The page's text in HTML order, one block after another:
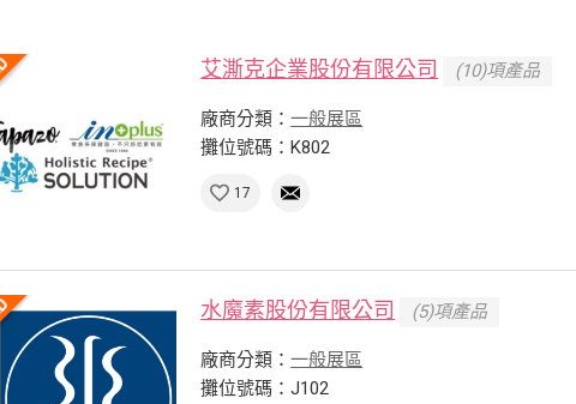
艾澌克企業股份有限公司 (10)項產品
廠商分類：一般展區
攤位號碼：K802
17
水魔素股份有限公司 (5)項產品
廠商分類：一般展區
攤位號碼：J102